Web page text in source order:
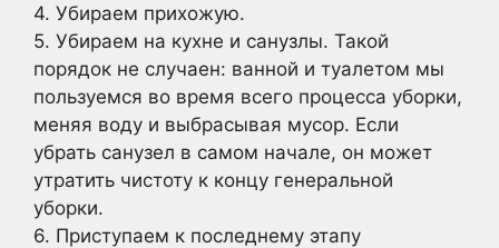
4. Убираем прихожую.
5. Убираем на кухне и санузлы. Такой
порядок не случаен: ванной и туалетом мы
пользуемся во время всего процесса уборки,
меняя воду и выбрасывая мусор. Если
убрать санузел в самом начале, он может
утратить чистоту к концу генеральной
уборки.
6. Приступаем к последнему этапу